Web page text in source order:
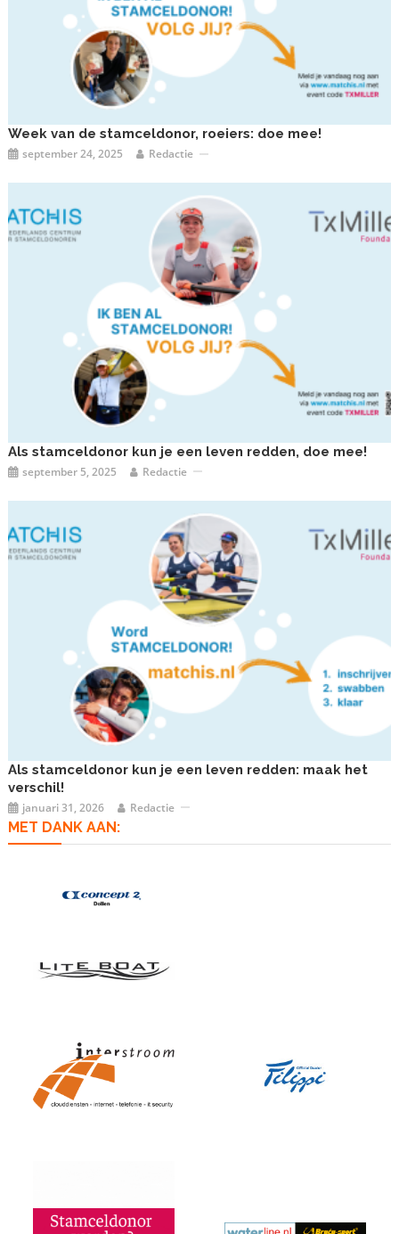
Week van de stamceldonor, roeiers: doe mee!
september 24, 2025 Redactie
Als stamceldonor kun je een leven redden, doe mee!
september 5, 2025 Redactie
Als stamceldonor kun je een leven redden: maak het
verschil!
januari 31, 2026 Redactie
MET DANK AAN: